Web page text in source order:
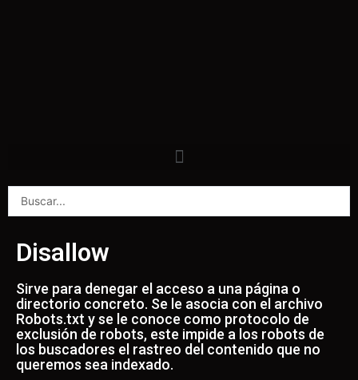
Disallow
Sirve para denegar el acceso a una página o
directorio concreto. Se le asocia con el archivo
Robots.txt y se le conoce como protocolo de
exclusión de robots, este impide a los robots de
los buscadores el rastreo del contenido que no
queremos sea indexado.